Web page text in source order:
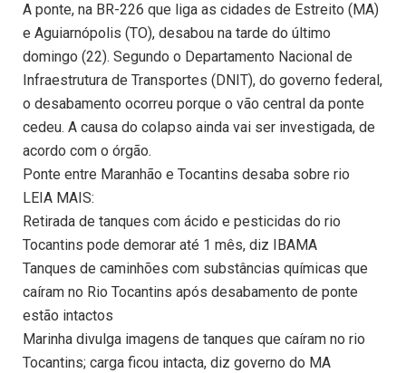
A ponte, na BR-226 que liga as cidades de Estreito (MA)
e Aguiarnópolis (TO), desabou na tarde do último
domingo (22). Segundo o Departamento Nacional de
Infraestrutura de Transportes (DNIT), do governo federal,
o desabamento ocorreu porque o vão central da ponte
cedeu. A causa do colapso ainda vai ser investigada, de
acordo com o órgão.
Ponte entre Maranhão e Tocantins desaba sobre rio
LEIA MAIS:
Retirada de tanques com ácido e pesticidas do rio
Tocantins pode demorar até 1 mês, diz IBAMA
Tanques de caminhões com substâncias químicas que
caíram no Rio Tocantins após desabamento de ponte
estão intactos
Marinha divulga imagens de tanques que caíram no rio
Tocantins; carga ficou intacta, diz governo do MA